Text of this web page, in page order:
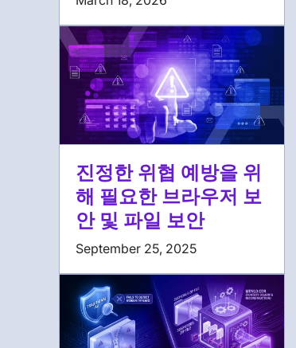
진정한 위협 예방을 위
해 필요한 브라우저 보
안 및 파일 보안
September 25, 2025